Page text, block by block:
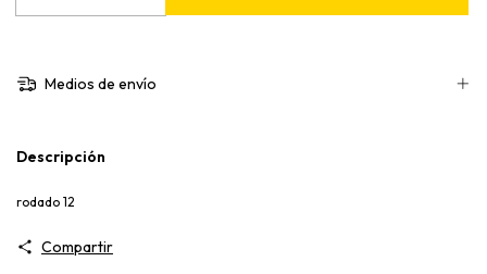
Medios de envío
Descripción
rodado 12
Compartir